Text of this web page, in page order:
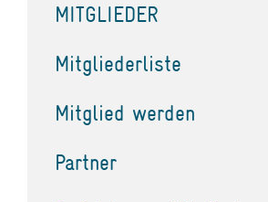
MITGLIEDER
Mitgliederliste
Mitglied werden
Partner